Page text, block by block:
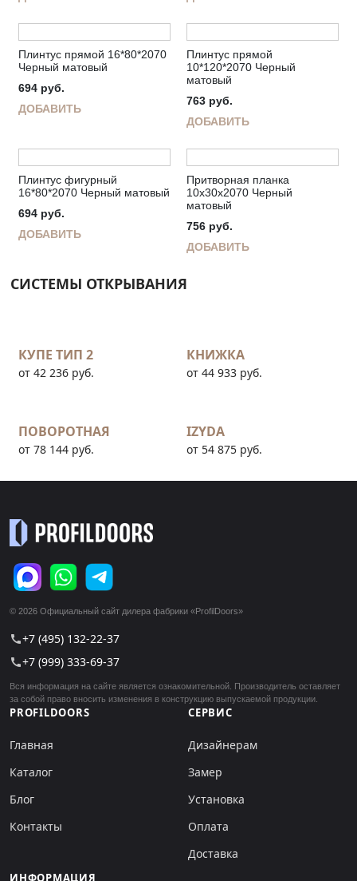
Плинтус прямой 16*80*2070
Черный матовый
694 руб.
ДОБАВИТЬ
Плинтус прямой
10*120*2070 Черный
матовый
763 руб.
ДОБАВИТЬ
Плинтус фигурный
16*80*2070 Черный матовый
694 руб.
ДОБАВИТЬ
Притворная планка
10х30х2070 Черный
матовый
756 руб.
ДОБАВИТЬ
СИСТЕМЫ ОТКРЫВАНИЯ
КУПЕ ТИП 2
от 42 236 руб.
КНИЖКА
от 44 933 руб.
ПОВОРОТНАЯ
от 78 144 руб.
IZYDA
от 54 875 руб.
© 2026 Официальный сайт дилера фабрики «ProfilDoors»
call+7 (495) 132-22-37
call+7 (999) 333-69-37
Вся информация на сайте является ознакомительной. Производитель оставляет
за собой право вносить изменения в конструкцию выпускаемой продукции.
PROFILDOORS
Главная
Каталог
Блог
Контакты
СЕРВИС
Дизайнерам
Замер
Установка
Оплата
Доставка